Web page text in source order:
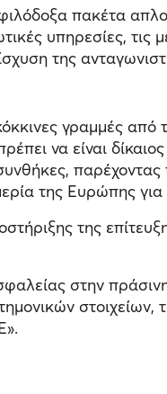
πακέτα
υπηρεσίες,
της
γραμμές
να είναι
της Ευρώπης για
της
στην
στοιχείων,